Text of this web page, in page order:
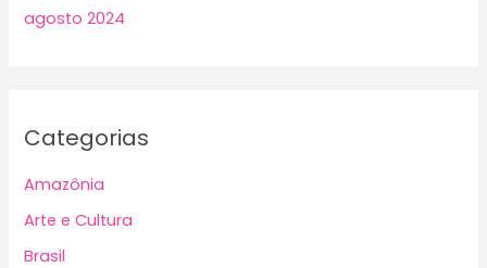
agosto 2024
Categorias
Amazônia
Arte e Cultura
Brasil